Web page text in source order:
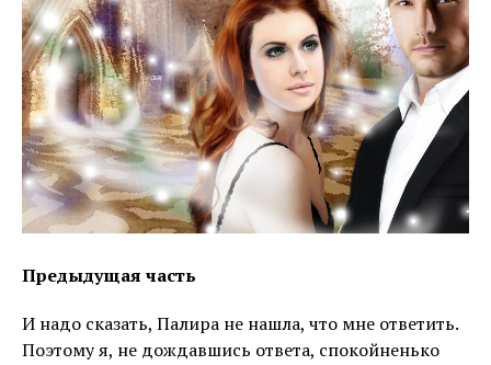
Предыдущая часть
И надо сказать, Палира не нашла, что мне ответить.
Поэтому я, не дождавшись ответа, спокойненько